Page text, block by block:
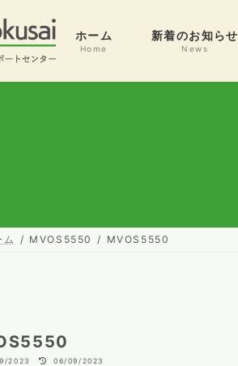
ホーム
Home
新着のお知らせ
News
ム MVOS5550 MVOS5550
2023
最
06/09/2023